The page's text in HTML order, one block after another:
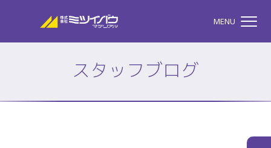
株式会社ミツイバウマテリア
MENU
スタッフブログ